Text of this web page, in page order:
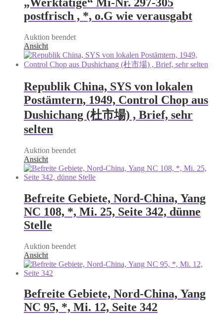
postfrisch , *, o.G wie verausgabt
Auktion beendet
Ansicht
Republik China, SYS von lokalen
Postämtern, 1949, Control Chop aus
Dushichang (杜市場) , Brief, sehr
selten
Auktion beendet
Ansicht
Befreite Gebiete, Nord-China, Yang
NC 108, *, Mi. 25, Seite 342, dünne
Stelle
Auktion beendet
Ansicht
Befreite Gebiete, Nord-China, Yang
NC 95, *, Mi. 12, Seite 342